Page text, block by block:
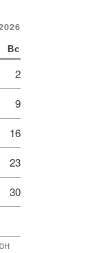
Вс
2
9
16
23
30